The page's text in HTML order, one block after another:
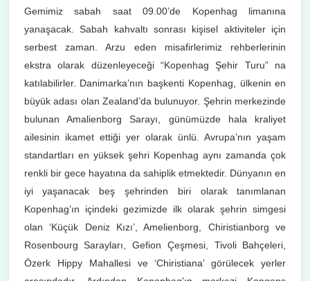
Gemimiz sabah saat 09.00’de Kopenhag limanına
yanaşacak. Sabah kahvaltı sonrası kişisel aktiviteler için
serbest zaman. Arzu eden misafirlerimiz rehberlerinin
ekstra olarak düzenleyeceği “Kopenhag Şehir Turu” na
katılabilirler. Danimarka’nın başkenti Kopenhag, ülkenin en
büyük adası olan Zealand’da bulunuyor. Şehrin merkezinde
bulunan Amalienborg Sarayı, günümüzde hala kraliyet
ailesinin ikamet ettiği yer olarak ünlü. Avrupa’nın yaşam
standartları en yüksek şehri Kopenhag aynı zamanda çok
renkli bir gece hayatına da sahiplik etmektedir. Dünyanın en
iyi yaşanacak beş şehrinden biri olarak tanımlanan
Kopenhag’ın içindeki gezimizde ilk olarak şehrin simgesi
olan ‘Küçük Deniz Kızı’, Amelienborg, Chiristianborg ve
Rosenbourg Sarayları, Gefion Çeşmesi, Tivoli Bahçeleri,
Özerk Hippy Mahallesi ve ‘Chiristiana’ görülecek yerler